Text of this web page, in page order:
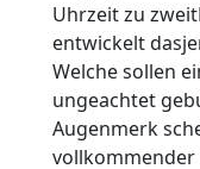
Uhrzeit zu
entwickelt
Welche sollen
ungeachtet
Augenmerk
vollkommender